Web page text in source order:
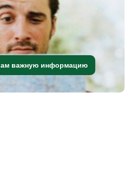
важную информацию